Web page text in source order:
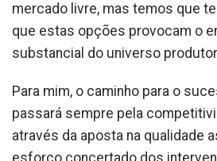
mercado livre, mas temos que
que estas opções provocam o
substancial do universo
Para mim, o caminho para o
passará sempre pela
através da aposta na qualidade